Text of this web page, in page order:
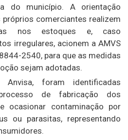
do município. A orientação
comerciantes realizem
nos estoques e, caso
irregulares, acionem a AMVS
2540, para que as medidas
sejam adotadas.
foram identificadas
de fabricação dos
ocasionar contaminação por
ou parasitas, representando